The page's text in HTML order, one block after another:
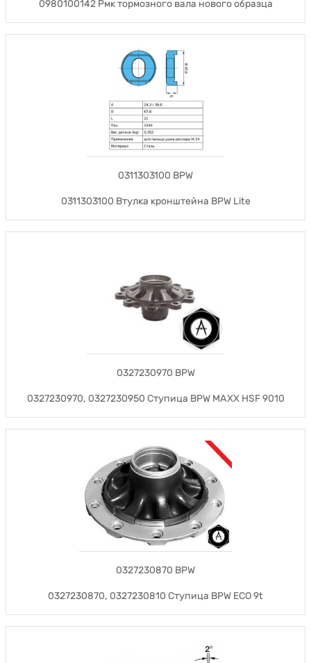
0980100142 Рмк тормозного вала нового образца
0311303100 BPW
0311303100 Втулка кронштейна BPW Lite
0327230970 BPW
0327230970, 0327230950 Ступица BPW MAXX HSF 9010
0327230870 BPW
0327230870, 0327230810 Ступица BPW ECO 9t